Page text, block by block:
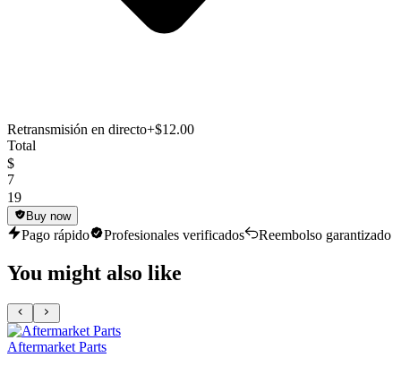
Retransmisión en directo+$12.00
Total
$
7
19
Buy now
Pago rápido Profesionales verificados Reembolso garantizado
You might also like
Aftermarket Parts